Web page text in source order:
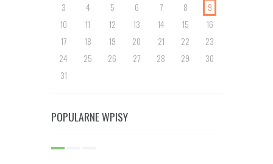
3
4 5 6 7 8
9
10
11 12 13 14 15
16
17
18 19 20 21 22
23
24
25 26 27 28 29
30
31
POPULARNE WPISY